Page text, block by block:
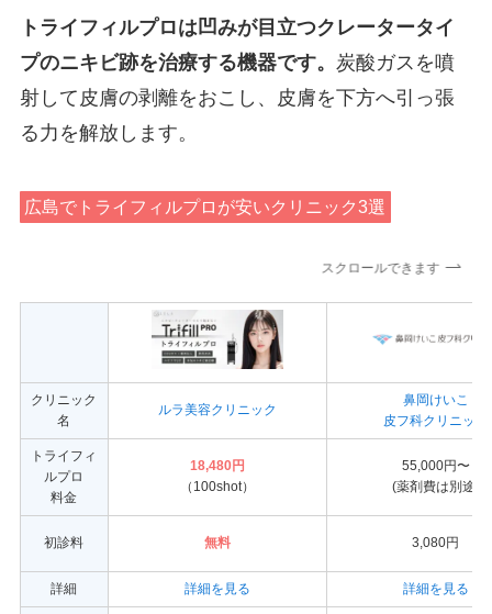
トライフィルプロは凹みが目立つクレータータイ
プのニキビ跡を治療する機器です。 炭酸ガスを噴
射して皮膚の剥離をおこし、皮膚を下方へ引っ張
る力を解放します。
広島でトライフィルプロが安いクリニック3選
スクロールできます
クリニック
名
ルラ美容クリニック
鼻岡けいこ
皮フ科クリニック
トライフィ
ルプロ
料金
18,480円
（100shot）
55,000円〜
(薬剤費は別途)
初診料 無料 3,080円
詳細 詳細を見る 詳細を見る